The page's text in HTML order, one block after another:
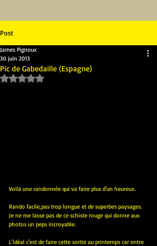
Post
Pic de Gabedaille (Espagne)
James Pignoux
30 juin 2013
Noté NaN étoiles sur 5.
Voilà une randonnée qui va faire plus d'un heureux.
Rando facile,pas trop longue et de superbes paysages.
Je ne me lasse pas de ce schiste rouge qui donne aux
photos un peps incroyable.
L'idéal c'est de faire cette sortie au printemps car entre